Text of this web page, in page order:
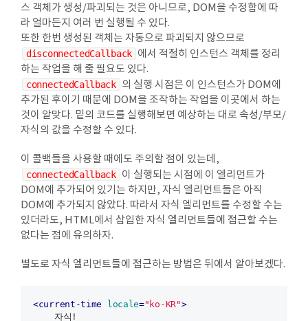
스 객체가 생성/파괴되는 것은 아니므로, DOM을 수정함에 따
라 얼마든지 여러 번 실행될 수 있다.
또한 한번 생성된 객체는 자동으로 파괴되지 않으므로
disconnectedCallback 에서 적절히 인스턴스 객체를 정리
하는 작업을 해 줄 필요도 있다.
connectedCallback 의 실행 시점은 이 인스턴스가 DOM에
추가된 후이기 때문에 DOM을 조작하는 작업을 이곳에서 하는
것이 알맞다. 밑의 코드를 실행해보면 예상하는 대로 속성/부모/
자식의 값을 수정할 수 있다.
이 콜백들을 사용할 때에도 주의할 점이 있는데,
connectedCallback 이 실행되는 시점에 이 엘리먼트가
DOM에 추가되어 있기는 하지만, 자식 엘리먼트들은 아직
DOM에 추가되지 않았다. 따라서 자식 엘리먼트를 수정할 수는
있더라도, HTML에서 삽입한 자식 엘리먼트들에 접근할 수는
없다는 점에 유의하자.
별도로 자식 엘리먼트들에 접근하는 방법은 뒤에서 알아보겠다.
<current-time locale="ko-KR">